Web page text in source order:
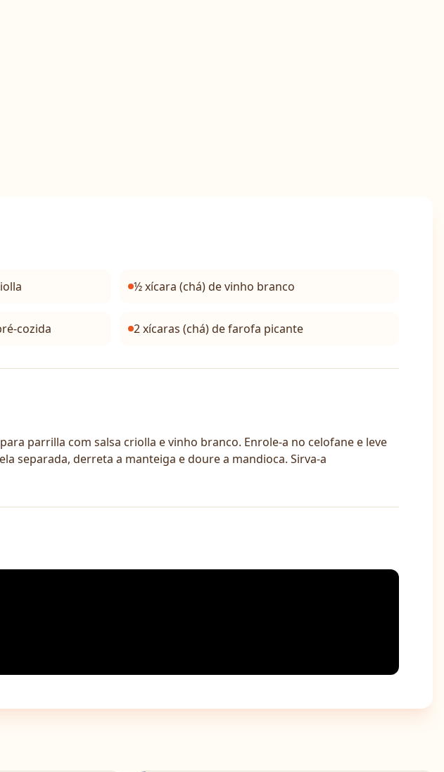
½ xícara (chá) de vinho branco
cozida 2 xícaras (chá) de farofa picante
parrilla com salsa criolla e vinho branco. Enrole-a no celofane e leve
separada, derreta a manteiga e doure a mandioca. Sirva-a